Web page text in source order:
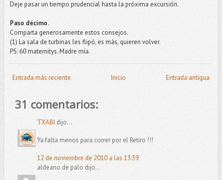
Deje pasar un tiempo prudencial hasta la próxima excursión.
Paso décimo.
Comparta generosamente estos consejos.
(1) La sala de turbinas les flipó, es más, quieren volver.
PS: 60 maternitys. Madre mía.
Entrada más reciente Entrada antigua
Inicio
31 comentarios:
TXABI dijo...
Ya falta menos para correr por el Retiro !!!
12 de noviembre de 2010 a las 13:39
aldeano de palo dijo...